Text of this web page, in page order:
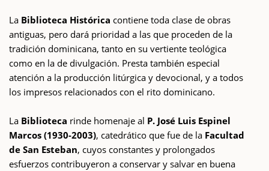
La Biblioteca Histórica contiene toda clase de obras
antiguas, pero dará prioridad a las que proceden de la
tradición dominicana, tanto en su vertiente teológica
como en la de divulgación. Presta también especial
atención a la producción litúrgica y devocional, y a todos
los impresos relacionados con el rito dominicano.
La Biblioteca rinde homenaje al P. José Luis Espinel
Marcos (1930-2003), catedrático que fue de la Facultad
de San Esteban, cuyos constantes y prolongados
esfuerzos contribuyeron a conservar y salvar en buena